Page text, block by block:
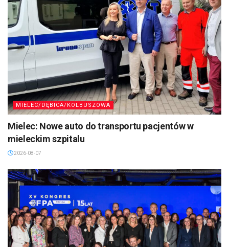
MIELEC/DĘBICA/KOLBUSZOWA
Mielec: Nowe auto do transportu pacjentów w
mieleckim szpitalu
2026-08-07